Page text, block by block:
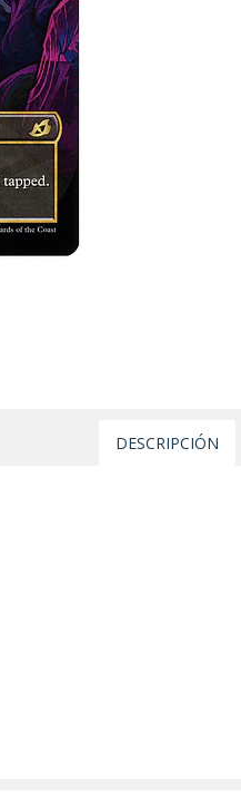
DESCRIPCIÓN